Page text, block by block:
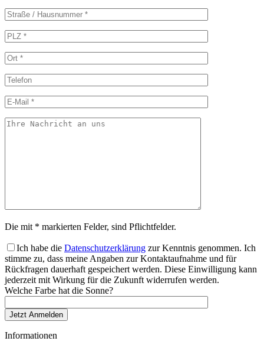
Die mit * markierten Felder, sind Pflichtfelder.
Ich habe die Datenschutzerklärung zur Kenntnis genommen. Ich
stimme zu, dass meine Angaben zur Kontaktaufnahme und für
Rückfragen dauerhaft gespeichert werden. Diese Einwilligung kann
jederzeit mit Wirkung für die Zukunft widerrufen werden.
Welche Farbe hat die Sonne?
Informationen